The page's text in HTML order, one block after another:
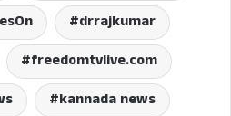
drrajkumar
freedomtvlive.com
kannada news